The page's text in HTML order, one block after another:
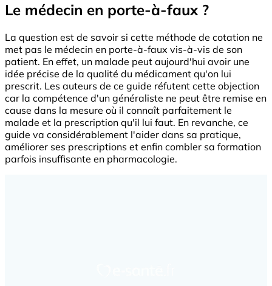
Le médecin en porte-à-faux ?
La question est de savoir si cette méthode de cotation ne
met pas le médecin en porte-à-faux vis-à-vis de son
patient. En effet, un malade peut aujourd'hui avoir une
idée précise de la qualité du médicament qu'on lui
prescrit. Les auteurs de ce guide réfutent cette objection
car la compétence d'un généraliste ne peut être remise en
cause dans la mesure où il connaît parfaitement le
malade et la prescription qu'il lui faut. En revanche, ce
guide va considérablement l'aider dans sa pratique,
améliorer ses prescriptions et enfin combler sa formation
parfois insuffisante en pharmacologie.